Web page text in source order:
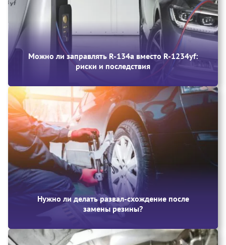
Можно ли заправлять R-134a вместо R-1234yf:
риски и последствия
Нужно ли делать развал-схождение после
замены резины?